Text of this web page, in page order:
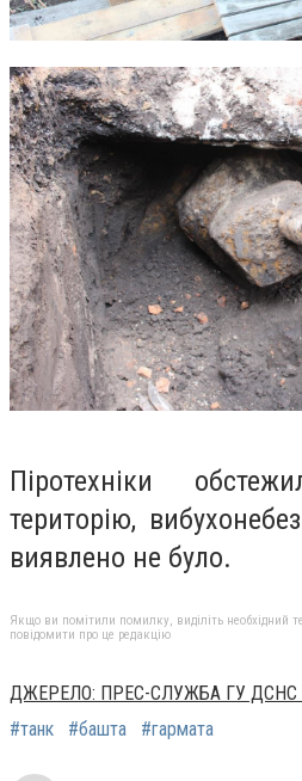
Піротехніки
територію,
виявлено не було.
Якщо ви помітили помилку, виділіть необхідний
повідомити про це редакцію
ДЖЕРЕЛО: ПРЕС-СЛУЖБА ГУ ДСНС
#танк
#башта #гармата